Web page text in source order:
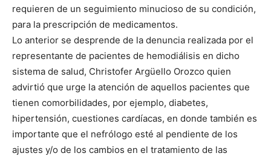
requieren de un seguimiento minucioso de su condición,
para la prescripción de medicamentos.
Lo anterior se desprende de la denuncia realizada por el
representante de pacientes de hemodiálisis en dicho
sistema de salud, Christofer Argüello Orozco quien
advirtió que urge la atención de aquellos pacientes que
tienen comorbilidades, por ejemplo, diabetes,
hipertensión, cuestiones cardíacas, en donde también es
importante que el nefrólogo esté al pendiente de los
ajustes y/o de los cambios en el tratamiento de las